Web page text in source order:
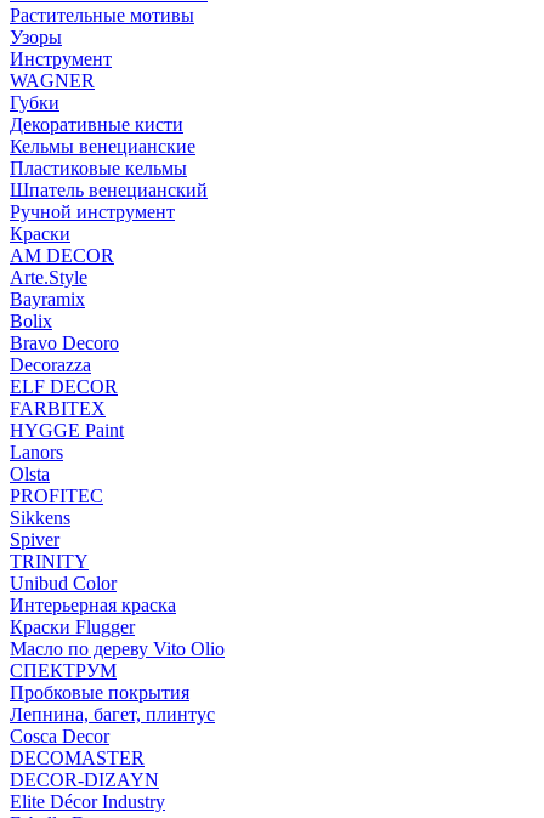
Растительные мотивы
Узоры
Инструмент
WAGNER
Губки
Декоративные кисти
Кельмы венецианские
Пластиковые кельмы
Шпатель венецианский
Ручной инструмент
Краски
AM DECOR
Arte.Style
Bayramix
Bolix
Bravo Decoro
Decorazza
ELF DECOR
FARBITEX
HYGGE Paint
Lanors
Olsta
PROFITEC
Sikkens
Spiver
TRINITY
Unibud Color
Интерьерная краска
Краски Flugger
Масло по дереву Vito Olio
СПЕКТРУМ
Пробковые покрытия
Лепнина, багет, плинтус
Cosca Decor
DECOMASTER
DECOR-DIZAYN
Elite Décor Industry